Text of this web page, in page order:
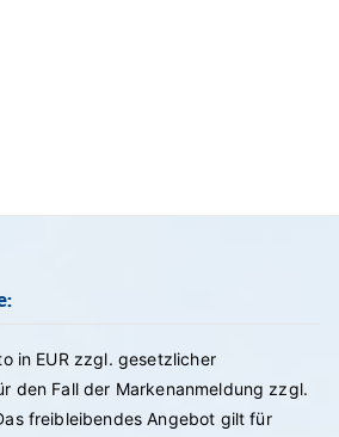
in EUR zzgl. gesetzlicher
den Fall der Markenanmeldung zzgl.
freibleibendes Angebot gilt für